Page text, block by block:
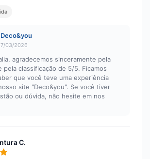
03/2026
agradecemos sinceramente pela
pela classificação de 5/5. Ficamos
que você teve uma experiência
site "Deco&you". Se você tiver
ou dúvida, não hesite em nos
C.
5